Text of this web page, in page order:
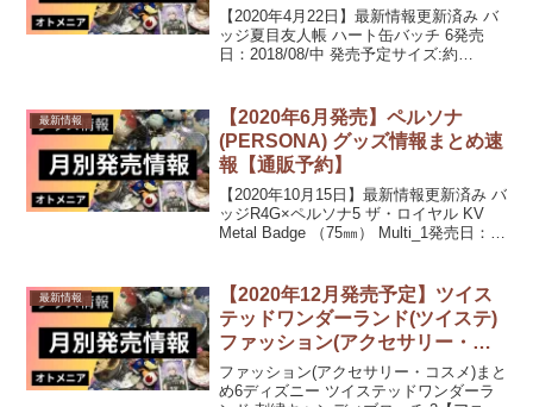
【2020年4月22日】最新情報更新済み バ
ッジ夏目友人帳 ハート缶バッチ 6発売
日：2018/08/中 発売予定サイズ:約
予定サイズ:約W57...
最新情報
【2020年6月発売】ペルソナ
(PERSONA) グッズ情報まとめ速
報【通販予約】
【2020年10月15日】最新情報更新済み バ
ッジR4G×ペルソナ5 ザ・ロイヤル KV
Metal Badge （75㎜） Multi_1発売日：
...
最新情報
【2020年12月発売予定】ツイス
テッドワンダーランド(ツイステ)
ファッション(アクセサリー・コ
スメ)まとめ6【通販予約】
ファッション(アクセサリー・コスメ)まと
め6ディズニー ツイステッドワンダーラ